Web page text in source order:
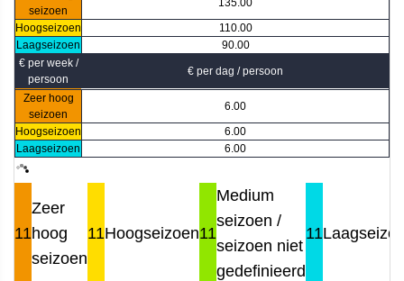
seizoen
Hoogseizoen
110.00
Laagseizoen
90.00
€ per week /
persoon
€ per dag / persoon
Zeer hoog
seizoen
6.00
Hoogseizoen
6.00
Laagseizoen
6.00
11
Zeer
hoog
seizoen
11Hoogseizoen11
Medium
seizoen /
seizoen niet
gedefinieerd
11